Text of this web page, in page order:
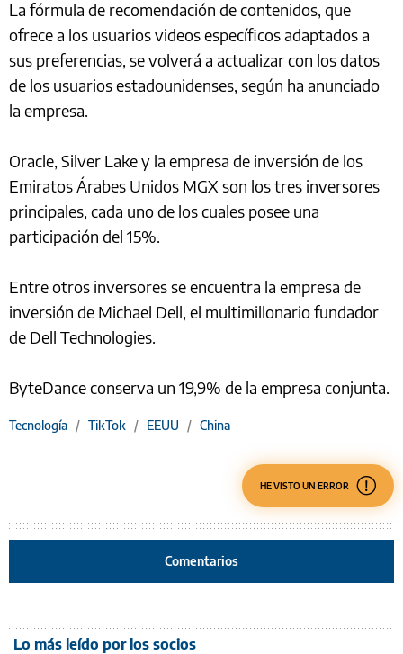
La fórmula de recomendación de contenidos, que
ofrece a los usuarios videos específicos adaptados a
sus preferencias, se volverá a actualizar con los datos
de los usuarios estadounidenses, según ha anunciado
la empresa.
Oracle, Silver Lake y la empresa de inversión de los
Emiratos Árabes Unidos MGX son los tres inversores
principales, cada uno de los cuales posee una
participación del 15%.
Entre otros inversores se encuentra la empresa de
inversión de Michael Dell, el multimillonario fundador
de Dell Technologies.
ByteDance conserva un 19,9% de la empresa conjunta.
Tecnología / TikTok / EEUU / China
HE VISTO UN ERROR
Comentarios
Lo más leído por los socios